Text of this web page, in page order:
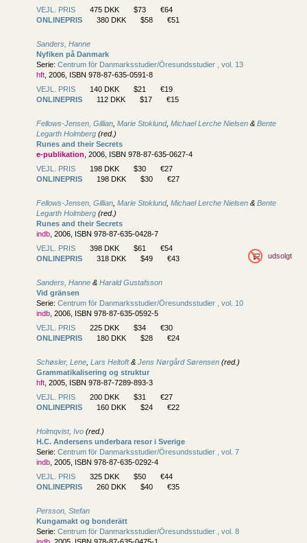
VEJL. PRIS
475 DKK $73
€64
ONLINEPRIS
380 DKK $58 €51
Sanders, Hanne
Nyfiken på Danmark
Serie: Centrum för Danmarksstudier/Öresundsstudier , vol. 13
hft , 2006, ISBN 978-87-635-0591-8
VEJL. PRIS
140 DKK $21
€19
ONLINEPRIS
112 DKK $17 €15
Fellows-Jensen, Gillian Marie Stoklund, Michael Lerche Nielsen & Bente
Legarth Holmberg (red.)
Runes and their Secrets
e-publikation , 2006, ISBN 978-87-635-0627-4
VEJL. PRIS
198 DKK $30
€27
ONLINEPRIS
198 DKK $30 €27
Fellows-Jensen, Gillian Marie Stoklund, Michael Lerche Nielsen & Bente
Legarth Holmberg (red.)
Runes and their Secrets
indb , 2006, ISBN 978-87-635-0428-7
VEJL. PRIS
398 DKK $61
€54
ONLINEPRIS
318 DKK $49 €43 udsolgt
Sanders, Hanne & Harald Gustafsson
Vid gränsen
Serie: Centrum för Danmarksstudier/Öresundsstudier , vol. 10
indb , 2006, ISBN 978-87-635-0592-5
VEJL. PRIS
225 DKK $34
€30
ONLINEPRIS
180 DKK $28 €24
Schøsler, Lene Lars Heltoft& Jens Nørgård Sørensen (red.)
Grammatikalisering og struktur
hft , 2005, ISBN 978-87-7289-893-3
VEJL. PRIS
200 DKK $31
€27
ONLINEPRIS
160 DKK $24 €22
Holmqvist, Ivo (red.)
H.C. Andersens underbara resor i Sverige
Serie: Centrum för Danmarksstudier/Öresundsstudier , vol. 7
indb , 2005, ISBN 978-87-635-0292-4
VEJL. PRIS
325 DKK $50
€44
ONLINEPRIS
260 DKK $40 €35
Persson, Stefan
Kungamakt og bonderätt
Serie: Centrum för Danmarksstudier/Öresundsstudier , vol. 8